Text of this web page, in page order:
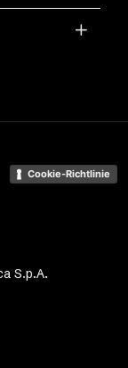
S.p.A.
Cookie-Richtlinie